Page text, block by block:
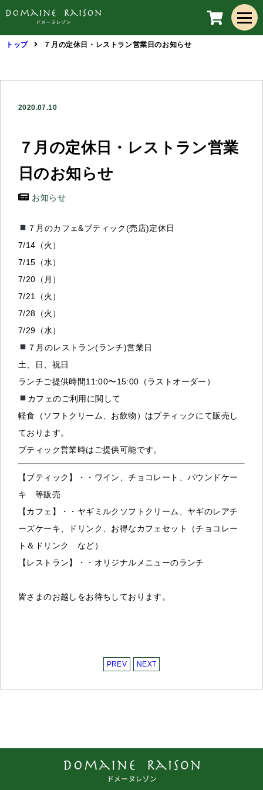
トップ ７月の定休日・レストラン営業日のお知らせ
2020.07.10
７月の定休日・レストラン営業
日のお知らせ
お知らせ
７月のカフェ&ブティック(売店)定休日
7/14（火）
7/15（水）
7/20（月）
7/21（火）
7/28（火）
7/29（水）
７月のレストラン(ランチ)営業日
土、日、祝日
ランチご提供時間11:00〜15:00（ラストオーダー）
カフェのご利用に関して
軽食（ソフトクリーム、お飲物）はブティックにて販売し
ております。
ブティック営業時はご提供可能です。
【ブティック】・・ワイン、チョコレート、パウンドケー
キ 等販売
【カフェ】・・ヤギミルクソフトクリーム、ヤギのレアチ
ーズケーキ、ドリンク、お得なカフェセット（チョコレー
ト＆ドリンク など）
【レストラン】・・オリジナルメニューのランチ
皆さまのお越しをお待ちしております。
PREV NEXT